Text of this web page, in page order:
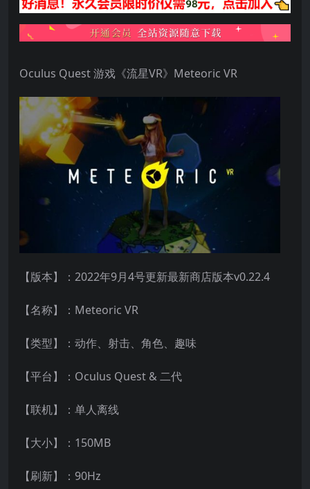
Oculus Quest 游戏《流星VR》Meteoric VR
【版本】：2022年9月4号更新最新商店版本v0.22.4
【名称】：Meteoric VR
【类型】：动作、射击、角色、趣味
【平台】：Oculus Quest & 二代
【联机】：单人离线
【大小】：150MB
【刷新】：90Hz